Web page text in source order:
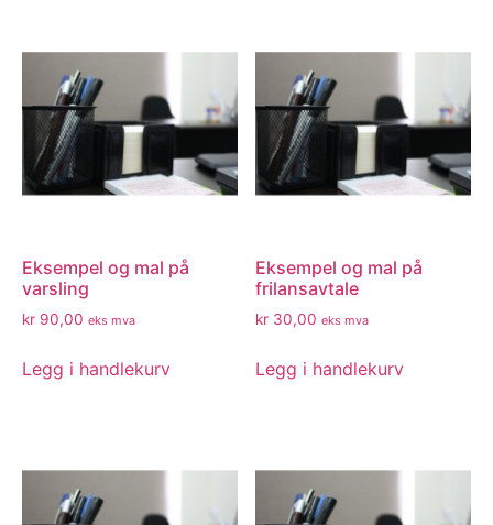
Eksempel og mal på
varsling
kr 90,00 eks mva
Legg i handlekurv
Eksempel og mal på
frilansavtale
kr 30,00 eks mva
Legg i handlekurv